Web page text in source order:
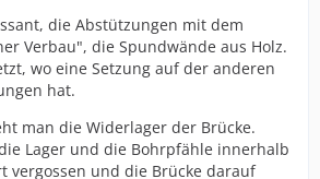
die Abstützungen mit dem
Verbau", die Spundwände aus Holz.
wo eine Setzung auf der anderen
hat.
man die Widerlager der Brücke.
Lager und die Bohrpfähle innerhalb
vergossen und die Brücke darauf